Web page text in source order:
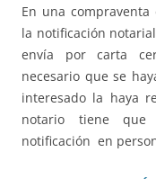
En una
la notificación
envía por carta
necesario que se
interesado la haya
notario tiene
notificación en